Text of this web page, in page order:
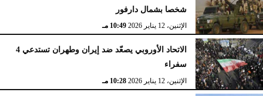
شخصا بشمال دارفور
الإثنين، 12 يناير 2026 10:49 مـ
الاتحاد الأوروبي يصعّد ضد إيران وطهران تستدعي 4
سفراء
الإثنين، 12 يناير 2026 10:28 مـ